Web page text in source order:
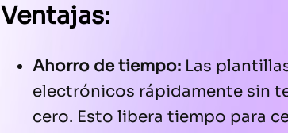
Ventajas:
Ahorro de tiempo: Las
electrónicos rápidamente sin
cero. Esto libera tiempo para